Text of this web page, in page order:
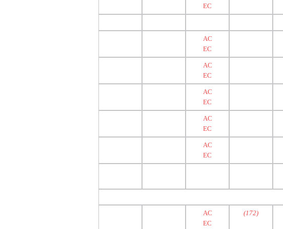
EC
AC
EC
AC
EC
AC
EC
AC
EC
AC
EC
(172)
AC
EC